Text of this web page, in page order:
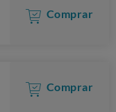
Comprar
Comprar